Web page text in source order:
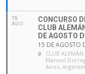
15
AGO
CONCURSO
CLUB
DE AGOSTO
15 DE AGOSTO
CLUB
Manuel
Aires,